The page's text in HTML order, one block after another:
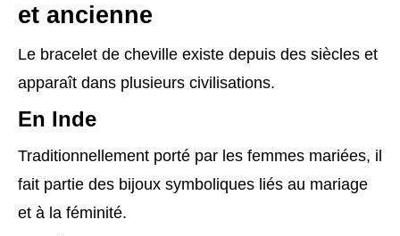
et ancienne
Le bracelet de cheville existe depuis des siècles et
apparaît dans plusieurs civilisations.
En Inde
Traditionnellement porté par les femmes mariées, il
fait partie des bijoux symboliques liés au mariage
et à la féminité.